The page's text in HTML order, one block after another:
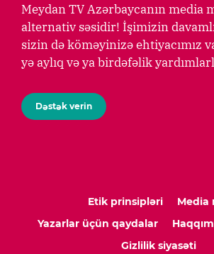
Meydan TV Azərbaycanın media
alternativ səsidir! İşimizin
sizin də köməyinizə ehtiyacımız
yə aylıq və ya birdəfəlik
Dəstək verin
Etik prinsipləri
Media
Yazarlar üçün qaydalar
Gizlilik siyasəti